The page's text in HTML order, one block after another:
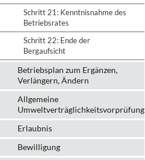
Schritt 21: Kenntnisnahme des
Betriebsrates
Schritt 22: Ende der
Bergaufsicht
Betriebsplan zum Ergänzen,
Verlängern, Ändern
Allgemeine
Umweltverträglichkeitsvorprüfung
Erlaubnis
Bewilligung